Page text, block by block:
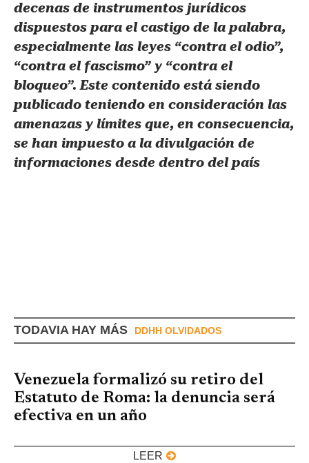
decenas de instrumentos jurídicos
dispuestos para el castigo de la palabra,
especialmente las leyes “contra el odio”,
“contra el fascismo” y “contra el
bloqueo”. Este contenido está siendo
publicado teniendo en consideración las
amenazas y límites que, en consecuencia,
se han impuesto a la divulgación de
informaciones desde dentro del país
TODAVIA HAY MÁS DDHH OLVIDADOS
Venezuela formalizó su retiro del
Estatuto de Roma: la denuncia será
efectiva en un año
LEER